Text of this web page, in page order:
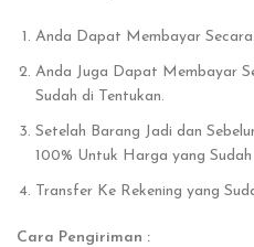
Anda Dapat Membayar Secara
Anda Juga Dapat Membayar
Sudah di Tentukan.
Setelah Barang Jadi dan
100% Untuk Harga yang
Transfer Ke Rekening yang
Cara Pengiriman :